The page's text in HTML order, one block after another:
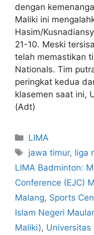
dengan
Maliki ini
Hasim/
21-10. Meski
telah memastikan
Nationals. Tim
peringkat kedua
klasemen saat ini,
(Adt)
LIMA
jawa timur, liga
LIMA Badminton:
Conference (EJC)
Malang, Sports
Islam Negeri
Maliki), Universitas